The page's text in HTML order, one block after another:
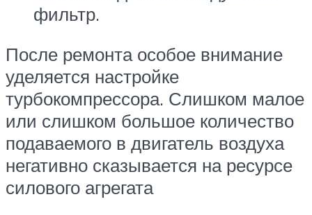
фильтр.
После ремонта особое внимание
уделяется настройке
турбокомпрессора. Слишком малое
или слишком большое количество
подаваемого в двигатель воздуха
негативно сказывается на ресурсе
силового агрегата